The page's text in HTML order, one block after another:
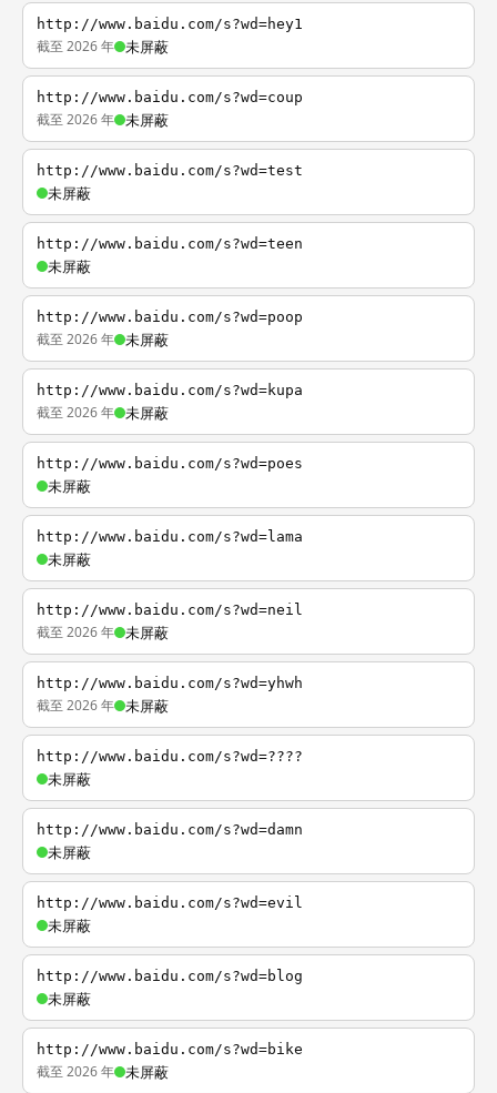
http://www.baidu.com/s?wd=hey1
截至 2026 年 未屏蔽
http://www.baidu.com/s?wd=coup
截至 2026 年 未屏蔽
http://www.baidu.com/s?wd=test
未屏蔽
http://www.baidu.com/s?wd=teen
未屏蔽
http://www.baidu.com/s?wd=poop
截至 2026 年 未屏蔽
http://www.baidu.com/s?wd=kupa
截至 2026 年 未屏蔽
http://www.baidu.com/s?wd=poes
未屏蔽
http://www.baidu.com/s?wd=lama
未屏蔽
http://www.baidu.com/s?wd=neil
截至 2026 年 未屏蔽
http://www.baidu.com/s?wd=yhwh
截至 2026 年 未屏蔽
http://www.baidu.com/s?wd=????
未屏蔽
http://www.baidu.com/s?wd=damn
未屏蔽
http://www.baidu.com/s?wd=evil
未屏蔽
http://www.baidu.com/s?wd=blog
未屏蔽
http://www.baidu.com/s?wd=bike
截至 2026 年 未屏蔽